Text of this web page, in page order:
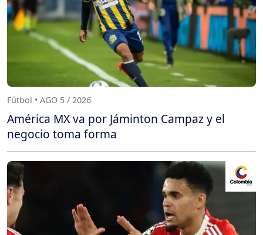
Fútbol • AGO 5 / 2026
América MX va por Jáminton Campaz y el
negocio toma forma